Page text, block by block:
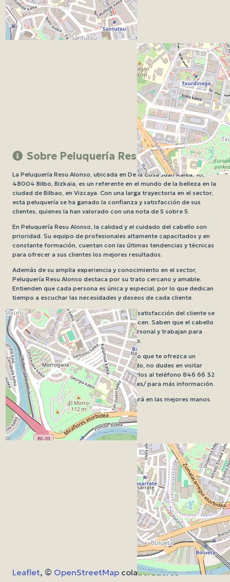
Leaflet, © OpenStreetMap colaboradores
Sobre Peluquería Resu Alonso
La Peluquería Resu Alonso, ubicada en De la Cosa Juan Kalea, 10,
48004 Bilbo, Bizkaia, es un referente en el mundo de la belleza en la
ciudad de Bilbao, en Vizcaya. Con una larga trayectoria en el sector,
esta peluquería se ha ganado la confianza y satisfacción de sus
clientes, quienes la han valorado con una nota de 5 sobre 5.
En Peluquería Resu Alonso, la calidad y el cuidado del cabello son
prioridad. Su equipo de profesionales altamente capacitados y en
constante formación, cuentan con las últimas tendencias y técnicas
para ofrecer a sus clientes los mejores resultados.
Además de su amplia experiencia y conocimiento en el sector,
Peluquería Resu Alonso destaca por su trato cercano y amable.
Entienden que cada persona es única y especial, por lo que dedican
tiempo a escuchar las necesidades y deseos de cada cliente.
En este salón de belleza, la excelencia y la satisfacción del cliente se
encuentran en el centro de todo lo que hacen. Saben que el cabello
es una parte fundamental de la imagen personal y trabajan para
realzar la belleza natural de cada individuo.
Si estás buscando una peluquería en Bilbao que te ofrezca un
servicio impecable y un trato personalizado, no dudes en visitar
Peluquería Resu Alonso. Puedes contactarlos al teléfono 846 66 32
58 o visitar su página web peluqueriaresu.es/ para más información.
En Peluquería Resu Alonso, tu cabello estará en las mejores manos.
¡Ven y descubre la diferencia!